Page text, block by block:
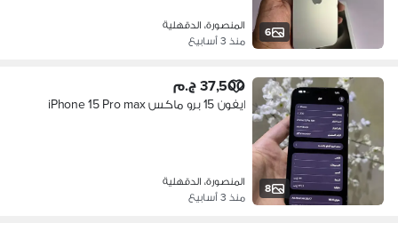
6
المنصورة، الدقهلية
منذ 3 أسابيع
8
37,500 ج.م
ايفون 15 برو ماكس iPhone 15 Pro max
المنصورة، الدقهلية
منذ 3 أسابيع